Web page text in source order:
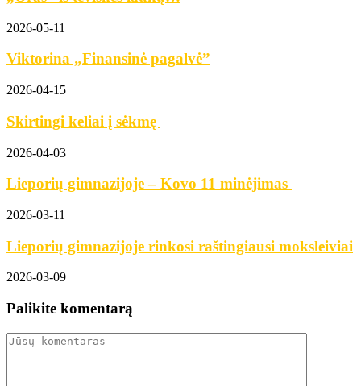
2026-05-11
Viktorina „Finansinė pagalvė”
2026-04-15
Skirtingi keliai į sėkmę
2026-04-03
Lieporių gimnazijoje – Kovo 11 minėjimas
2026-03-11
Lieporių gimnazijoje rinkosi raštingiausi moksleiviai
2026-03-09
Palikite komentarą